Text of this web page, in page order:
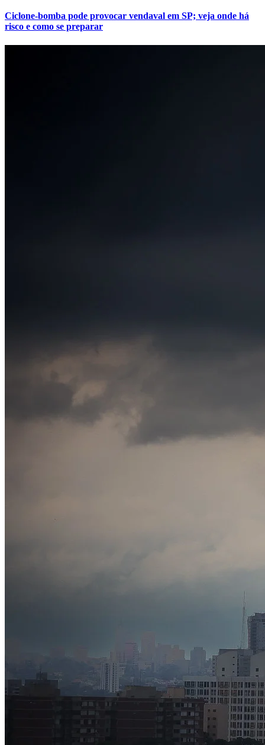
Ciclone-bomba pode provocar vendaval em SP; veja onde há
risco e como se preparar